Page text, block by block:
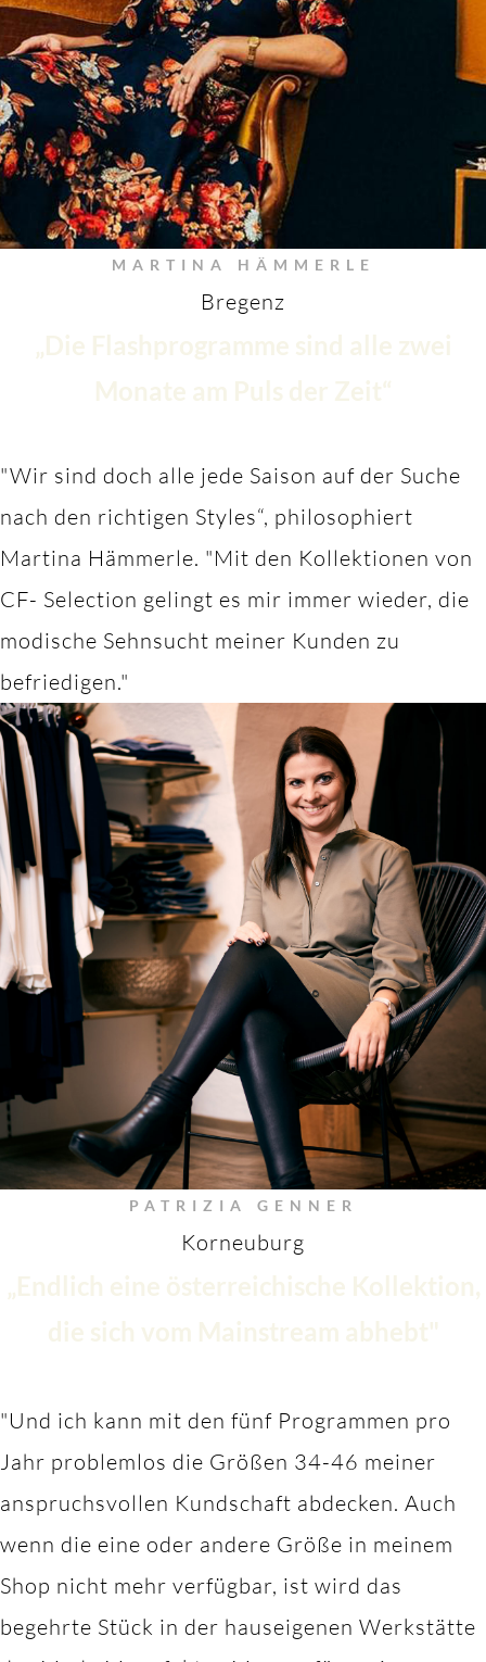
MARTINA HÄMMERLE
Bregenz
„Die Flashprogramme sind alle zwei
Monate am Puls der Zeit“
"Wir sind doch alle jede Saison auf der Suche
nach den richtigen Styles“, philosophiert
Martina Hämmerle. "Mit den Kollektionen von
CF- Selection gelingt es mir immer wieder, die
modische Sehnsucht meiner Kunden zu
befriedigen."
PATRIZIA GENNER
Korneuburg
„Endlich eine österreichische Kollektion,
die sich vom Mainstream abhebt"
"Und ich kann mit den fünf Programmen pro
Jahr problemlos die Größen 34-46 meiner
anspruchsvollen Kundschaft abdecken. Auch
wenn die eine oder andere Größe in meinem
Shop nicht mehr verfügbar, ist wird das
begehrte Stück in der hauseigenen Werkstätte